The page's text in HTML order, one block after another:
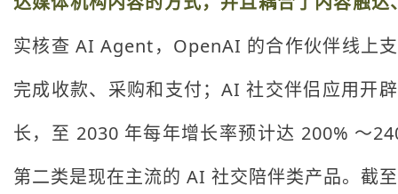
实核查 AI Agent，OpenAI 的合作伙伴线上
完成收款、采购和支付；AI 社交伴侣应用开
长，至 2030 年每年增长率预计达 200% ～
第二类是现在主流的 AI 社交陪伴类产品。截